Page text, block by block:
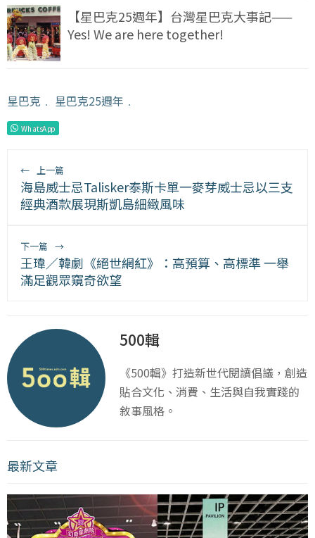
【星巴克25週年】台灣星巴克大事記——
Yes! We are here together!
星巴克 ﹒ 星巴克25週年 ﹒
WhatsApp
← 上一篇
海島威士忌Talisker泰斯卡單一麥芽威士忌以三支
經典酒款展現斯凱島細緻風味
下一篇 →
王瑋／韓劇《絕世網紅》：高預算、高標準 一舉
滿足觀眾窺奇欲望
500輯
《500輯》打造新世代閱讀倡議，創造
貼合文化、消費、生活與自我實踐的
敘事風格。
最新文章